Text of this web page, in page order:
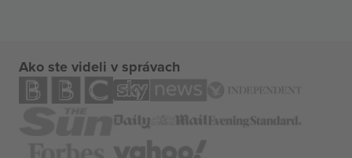
Ako ste videli v správach